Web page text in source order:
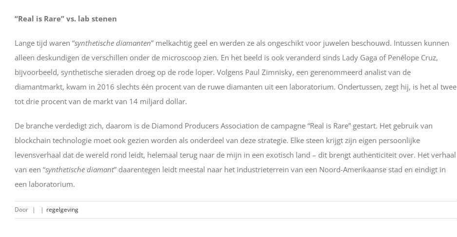
“Real is Rare” vs. lab stenen
Lange tijd waren “synthetische diamanten” melkachtig geel en werden ze als ongeschikt voor juwelen beschouwd. Intussen kunnen
alleen deskundigen de verschillen onder de microscoop zien. En het beeld is ook veranderd sinds Lady Gaga of Penélope Cruz,
bijvoorbeeld, synthetische sieraden droeg op de rode loper. Volgens Paul Zimnisky, een gerenommeerd analist van de
diamantmarkt, kwam in 2016 slechts één procent van de ruwe diamanten uit een laboratorium. Ondertussen, zegt hij, is het al twee
tot drie procent van de markt van 14 miljard dollar.
De branche verdedigt zich, daarom is de Diamond Producers Association de campagne “Real is Rare” gestart. Het gebruik van
blockchain technologie moet ook gezien worden als onderdeel van deze strategie. Elke steen krijgt zijn eigen persoonlijke
levensverhaal dat de wereld rond leidt, helemaal terug naar de mijn in een exotisch land – dit brengt authenticiteit over. Het verhaal
van een “synthetische diamant” daarentegen leidt meestal naar het industrieterrein van een Noord-Amerikaanse stad en eindigt in
een laboratorium.
Door | | regelgeving